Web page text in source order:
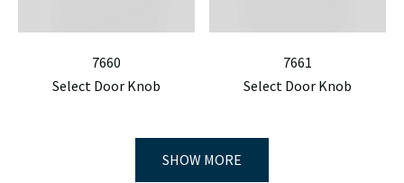
7660
Select Door Knob
7661
Select Door Knob
SHOW MORE